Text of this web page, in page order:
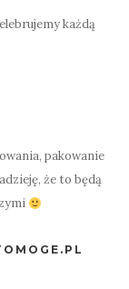
każdą
pakowanie
że to będą